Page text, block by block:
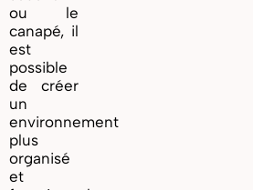
ou le
canapé, il
est
possible
de créer
un
environnement
plus
organisé
et